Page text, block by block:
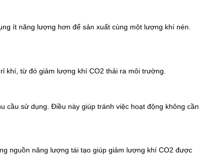
ít năng lượng hơn để sản xuất cùng một lượng khí nén.
khí, từ đó giảm lượng khí CO2 thải ra môi trường.
cầu sử dụng. Điều này giúp tránh việc hoạt động không cần
nguồn năng lượng tái tạo giúp giảm lượng khí CO2 được